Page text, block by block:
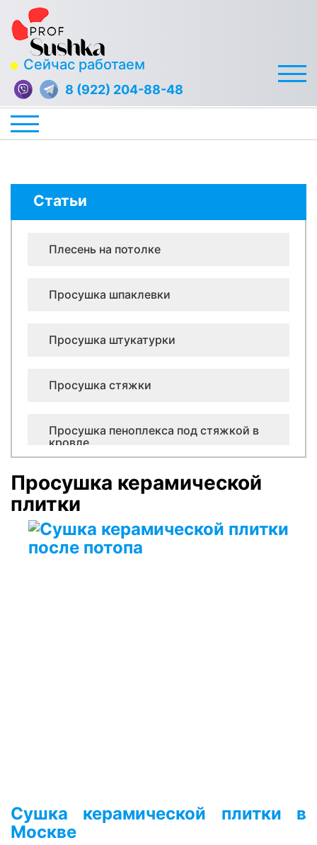
Сейчас работаем
8 (922) 204-88-48
Статьи
Плесень на потолке
Просушка шпаклевки
Просушка штукатурки
Просушка стяжки
Просушка пеноплекса под стяжкой в
кровле
Просушка керамзита в кровле
Просушка минеральной ваты в плоской
кровле
Просушка утеплителя фасада
Просушка керамической
плитки
Сушка керамической плитки в
Москве